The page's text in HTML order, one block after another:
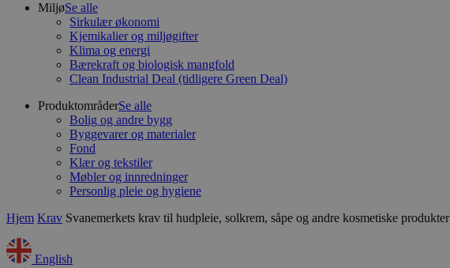
MiljøSe alle
Sirkulær økonomi
Kjemikalier og miljøgifter
Klima og energi
Bærekraft og biologisk mangfold
Clean Industrial Deal (tidligere Green Deal)
ProduktområderSe alle
Bolig og andre bygg
Byggevarer og materialer
Fond
Klær og tekstiler
Møbler og innredninger
Personlig pleie og hygiene
Hjem Krav Svanemerkets krav til hudpleie, solkrem, såpe og andre kosmetiske produkter
English